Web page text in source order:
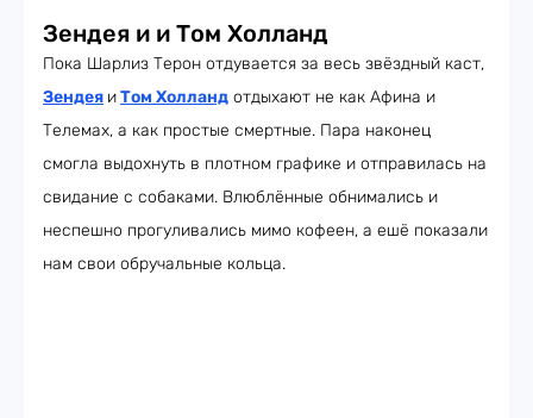
Зендея и и Том Холланд
Пока Шарлиз Терон отдувается за весь звёздный каст,
Зендея иТом Холланд отдыхают не как Афина и
Телемах, а как простые смертные. Пара наконец
смогла выдохнуть в плотном графике и отправилась на
свидание с собаками. Влюблённые обнимались и
неспешно прогуливались мимо кофеен, а ешё показали
нам свои обручальные кольца.